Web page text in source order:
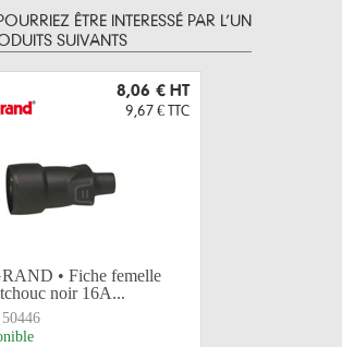
ÊTRE INTERESSÉ PAR L’UN
SUIVANTS
8,06 € HT
9,67 € TTC
• Fiche femelle
noir 16A...
50446